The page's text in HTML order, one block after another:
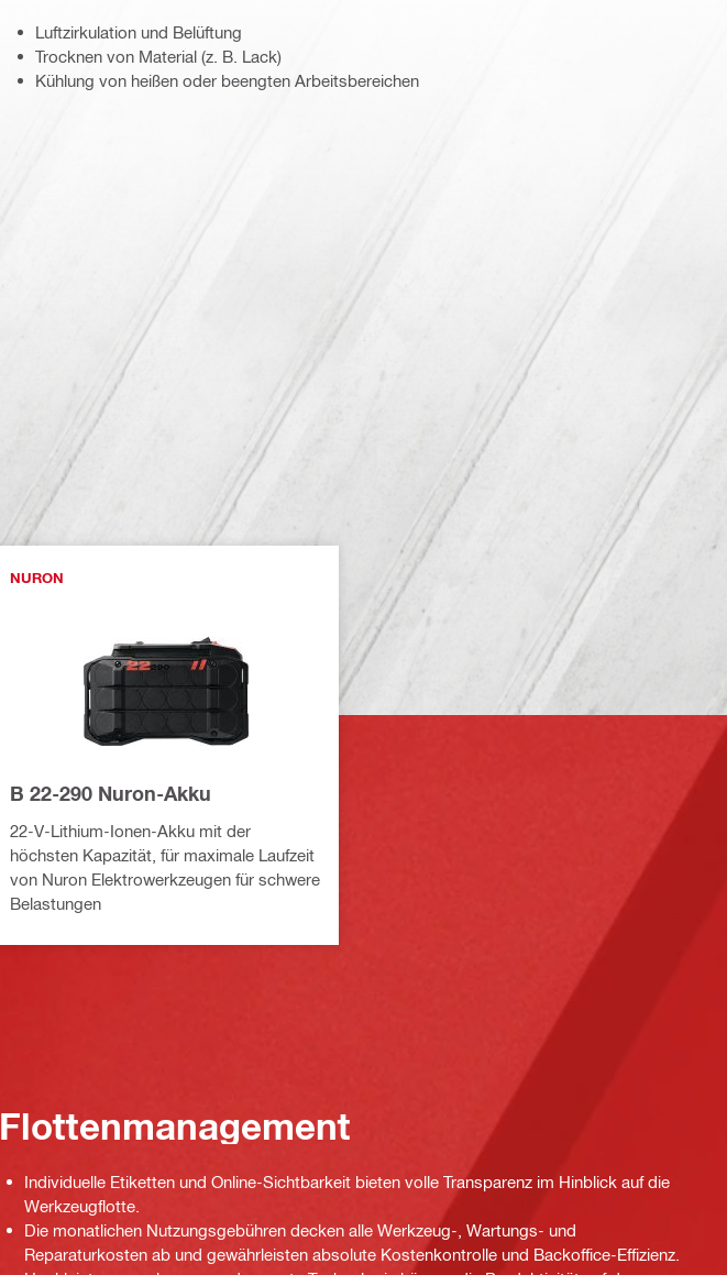
Luftzirkulation und Belüftung
Trocknen von Material (z. B. Lack)
Kühlung von heißen oder beengten Arbeitsbereichen
NURON
B 22-290 Nuron-Akku
22-V-Lithium-Ionen-Akku mit der
höchsten Kapazität, für maximale Laufzeit
von Nuron Elektrowerkzeugen für schwere
Belastungen
Flottenmanagement
Individuelle Etiketten und Online-Sichtbarkeit bieten volle Transparenz im Hinblick auf die
Werkzeugflotte.
Die monatlichen Nutzungsgebühren decken alle Werkzeug-, Wartungs- und
Reparaturkosten ab und gewährleisten absolute Kostenkontrolle und Backoffice-Effizienz.